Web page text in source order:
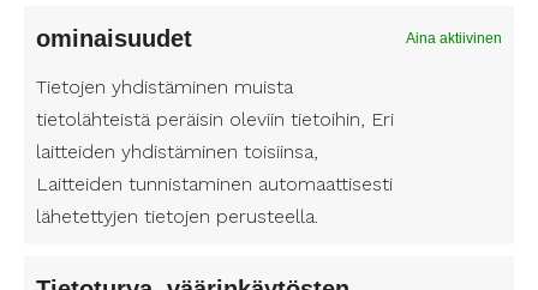
ominaisuudet Aina aktiivinen
Tietojen yhdistäminen muista
tietolähteistä peräisin oleviin tietoihin, Eri
laitteiden yhdistäminen toisiinsa,
Laitteiden tunnistaminen automaattisesti
lähetettyjen tietojen perusteella.
l
e
n
)
in
m
l
i
n
n
u
h
k
ö
p
o
hyväksyn henkilötietojeni käsittelyn.